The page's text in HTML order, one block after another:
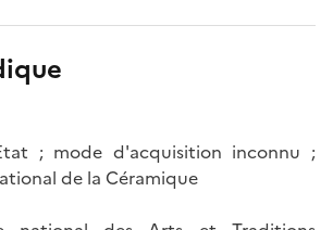
; mode d'acquisition inconnu ;
de la Céramique